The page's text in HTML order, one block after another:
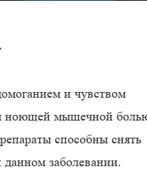
и чувством
ноющей мышечной
способны снять
заболевании.